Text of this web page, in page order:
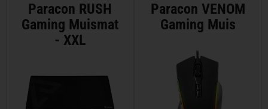
Paracon RUSH
Gaming Muismat
- XXL
Paracon VENOM
Gaming Muis